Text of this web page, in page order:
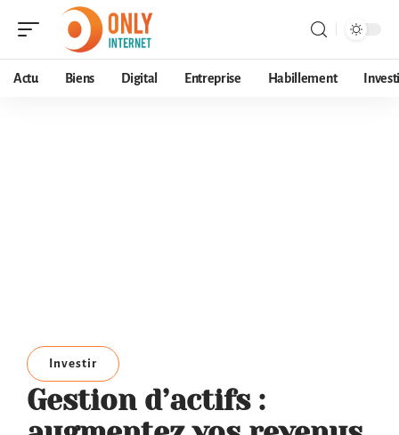
Actu Biens Digital Entreprise Habillement
Investir
Gestion d’actifs :